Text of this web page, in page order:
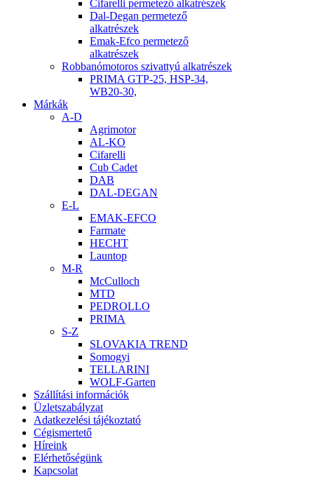
Cifarelli permetező alkatrészek
Dal-Degan permetező
alkatrészek
Emak-Efco permetező
alkatrészek
Robbanómotoros szivattyú alkatrészek
PRIMA GTP-25, HSP-34,
WB20-30,
Márkák
A-D
Agrimotor
AL-KO
Cifarelli
Cub Cadet
DAB
DAL-DEGAN
E-L
EMAK-EFCO
Farmate
HECHT
Launtop
M-R
McCulloch
MTD
PEDROLLO
PRIMA
S-Z
SLOVAKIA TREND
Somogyi
TELLARINI
WOLF-Garten
Szállítási információk
Üzletszabályzat
Adatkezelési tájékoztató
Cégismertető
Híreink
Elérhetőségünk
Kapcsolat